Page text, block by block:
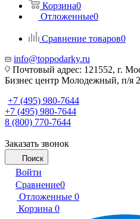
Корзина0
Отложенные0
Сравнение товаров0
info@toppodarky.ru
Почтовый адрес: 121552, г.
Бизнес центр Молодежный, п/я
+7 (495) 980-7644
+7 (495) 980-7644
8 (800) 770-7644
Заказать звонок
Поиск
Войти
Сравнение0
Отложенные 0
Корзина 0